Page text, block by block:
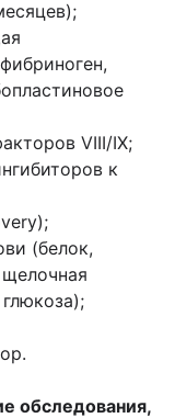
VIII/IX;
к
(белок,
обследования,